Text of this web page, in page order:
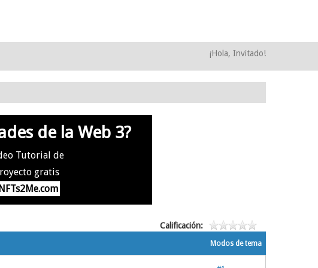
¡Hola, Invitado!
de la Web 3?
Tutorial de
gratis
Calificación:
Modos de tema